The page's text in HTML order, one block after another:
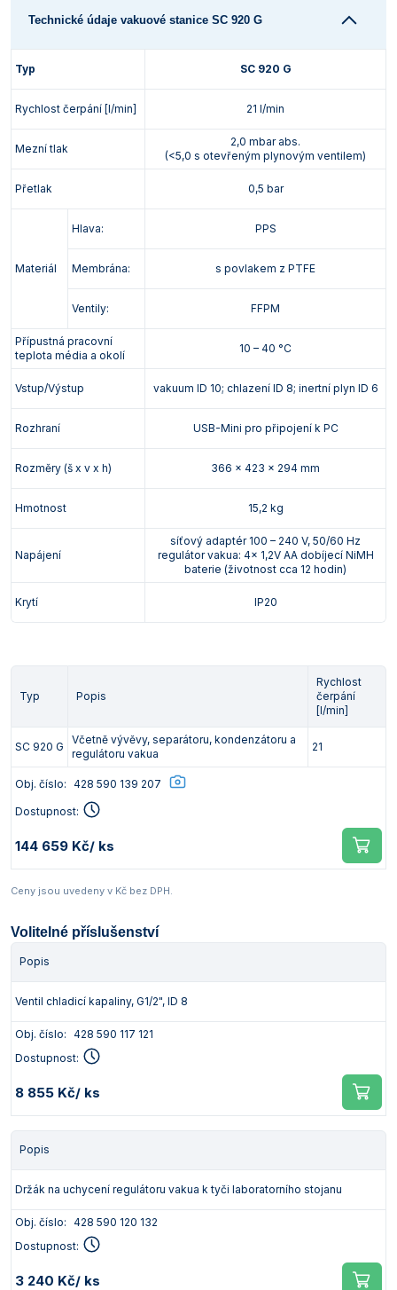
Technické údaje vakuové stanice SC 920 G
Typ SC 920 G
Rychlost čerpání [l/min] 21 l/min
Mezní tlak
2,0 mbar abs.
(<5,0 s otevřeným plynovým ventilem)
Přetlak 0,5 bar
Materiál
Hlava: PPS
Membrána: s povlakem z PTFE
Ventily: FFPM
Přípustná pracovní
teplota média a okolí
10 – 40 °C
Vstup/Výstup vakuum ID 10; chlazení ID 8; inertní plyn ID 6
Rozhraní USB-Mini pro připojení k PC
Rozměry (š x v x h) 366 x 423 x 294 mm
Hmotnost 15,2 kg
Napájení
síťový adaptér 100 – 240 V, 50/60 Hz
regulátor vakua: 4x 1,2V AA dobíjecí NiMH
baterie (životnost cca 12 hodin)
Krytí IP20
Typ Popis
Rychlost
čerpání
[l/min]
SC 920 G
Včetně vývěvy, separátoru, kondenzátoru a
regulátoru vakua
21
Obj. číslo: 428 590 139 207
Dostupnost:
144 659 Kč/ ks
Ceny jsou uvedeny v Kč bez DPH.
Volitelné příslušenství
Popis
Ventil chladicí kapaliny, G1/2", ID 8
Obj. číslo: 428 590 117 121
Dostupnost:
8 855 Kč/ ks
Popis
Držák na uchycení regulátoru vakua k tyči laboratorního stojanu
Obj. číslo: 428 590 120 132
Dostupnost:
3 240 Kč/ ks